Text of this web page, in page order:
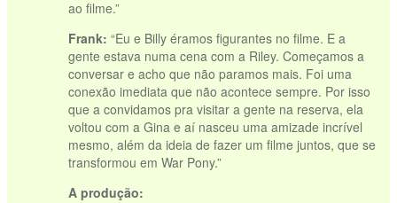
ao filme.”
Frank: “Eu e Billy éramos figurantes no filme. E a
gente estava numa cena com a Riley. Começamos a
conversar e acho que não paramos mais. Foi uma
conexão imediata que não acontece sempre. Por isso
que a convidamos pra visitar a gente na reserva, ela
voltou com a Gina e aí nasceu uma amizade incrível
mesmo, além da ideia de fazer um filme juntos, que se
transformou em War Pony.”
A produção: